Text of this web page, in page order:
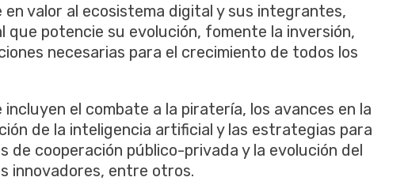
valor al ecosistema digital y sus integrantes,
que potencie su evolución, fomente la inversión,
necesarias para el crecimiento de todos los
el combate a la piratería, los avances en la
de la inteligencia artificial y las estrategias para
de cooperación público-privada y la evolución del
innovadores, entre otros.